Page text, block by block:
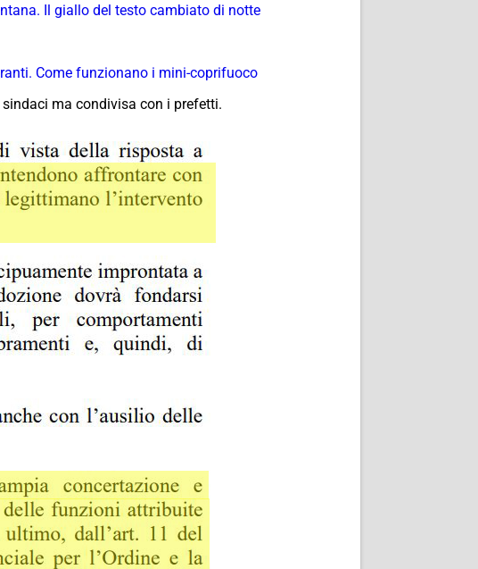
Il giallo del testo cambiato di notte
Come funzionano i mini-coprifuoco
ma condivisa con i prefetti.